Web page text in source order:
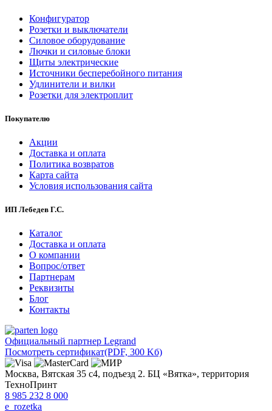
Конфигуратор
Розетки и выключатели
Силовое оборудование
Лючки и силовые блоки
Щиты электрические
Источники бесперебойного питания
Удлинители и вилки
Розетки для электроплит
Покупателю
Акции
Доставка и оплата
Политика возвратов
Карта сайта
Условия использования сайта
ИП Лебедев Г.С.
Каталог
Доставка и оплата
О компании
Вопрос/ответ
Партнерам
Реквизиты
Блог
Контакты
Официальный партнер Legrand
Посмотреть сертификат(PDF, 300 Kб)
Москва, Вятская 35 с4, подъезд 2. БЦ «Вятка», территория
ТехноПринт
8 985 232 8 000
e_rozetka